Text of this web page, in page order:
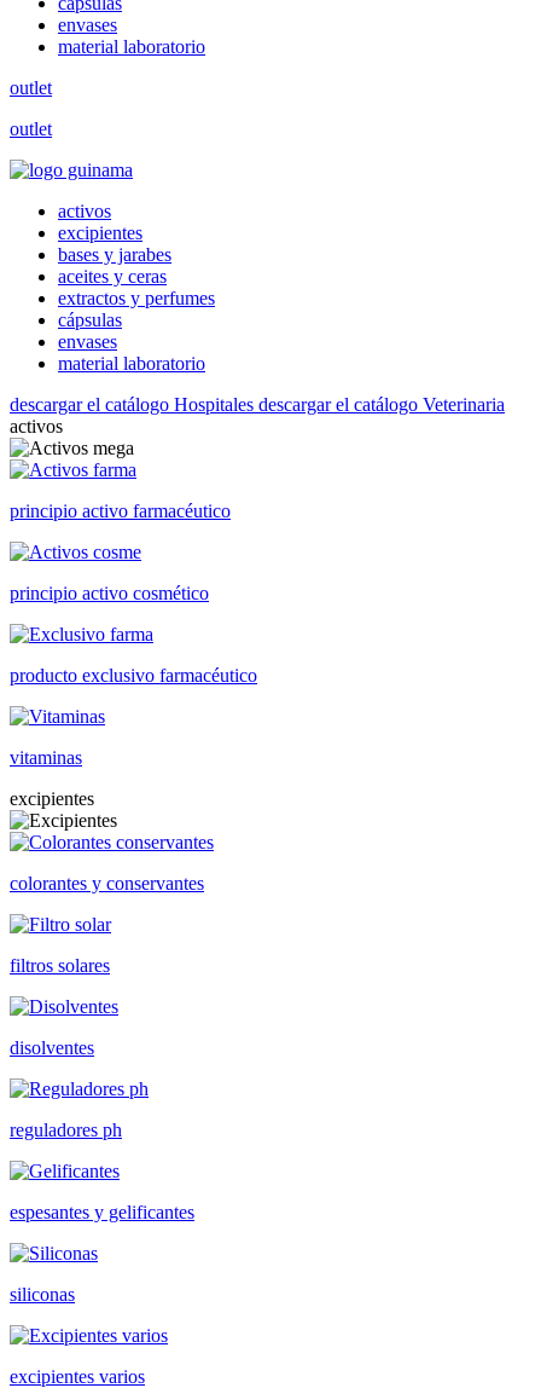
envases
material laboratorio
outlet
outlet
activos
excipientes
bases y jarabes
aceites y ceras
extractos y perfumes
cápsulas
envases
material laboratorio
descargar el catálogo Hospitales descargar el catálogo Veterinaria
activos
principio activo farmacéutico
principio activo cosmético
producto exclusivo farmacéutico
vitaminas
excipientes
colorantes y conservantes
filtros solares
disolventes
reguladores ph
espesantes y gelificantes
siliconas
excipientes varios